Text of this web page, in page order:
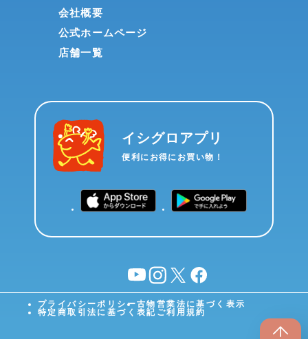
会社概要
公式ホームページ
店舗一覧
イシグロアプリ
便利にお得にお買い物！
YouTubeinstagram
X facebook
プライバシーポリシー古物営業法に基づく表示
特定商取引法に基づく表記 ご利用規約